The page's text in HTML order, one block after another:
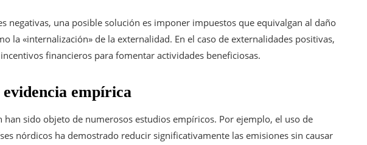
negativas, una posible solución es imponer impuestos que equivalgan al daño
la «internalización» de la externalidad. En el caso de externalidades positivas,
financieros para fomentar actividades beneficiosas.
evidencia empírica
han sido objeto de numerosos estudios empíricos. Por ejemplo, el uso de
nórdicos ha demostrado reducir significativamente las emisiones sin causar